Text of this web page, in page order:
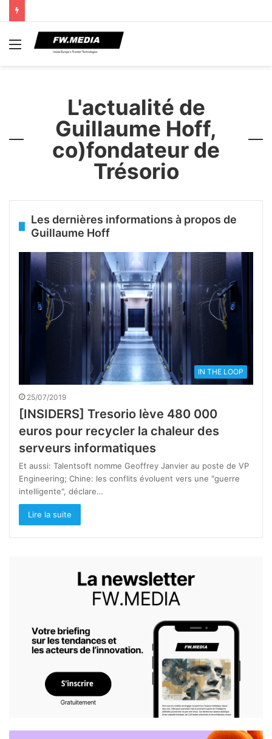
Menu
L'actualité de
Guillaume Hoff,
co)fondateur de
Trésorio
Les dernières informations à propos de
Guillaume Hoff
IN THE LOOP
25/07/2019
[INSIDERS] Tresorio lève 480 000
euros pour recycler la chaleur des
serveurs informatiques
Et aussi: Talentsoft nomme Geoffrey Janvier au poste de VP
Engineering; Chine: les conflits évoluent vers une "guerre
intelligente", déclare…
Lire la suite